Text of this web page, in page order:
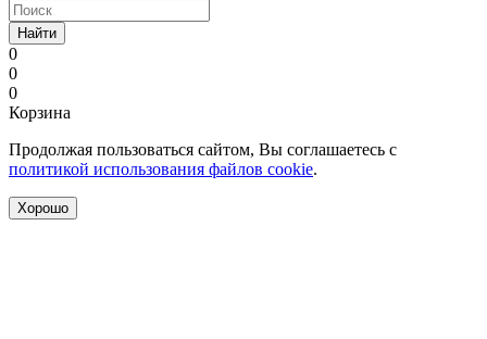
Найти
0
0
0
Корзина
Продолжая пользоваться сайтом, Вы соглашаетесь с
политикой использования файлов cookie.
Хорошо